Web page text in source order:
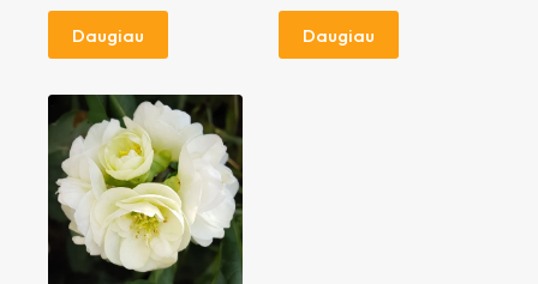
Daugiau Daugiau